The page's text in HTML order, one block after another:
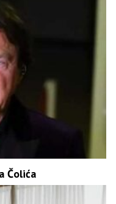
Čolića